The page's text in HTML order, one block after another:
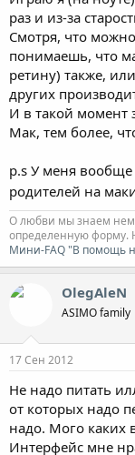
раз и из-за
Смотря, что
понимаешь, что
ретину) также,
других
И в такой момент
Мак, тем более,
p.s У меня
родителей на
О любви мы знаем
определенную форму.
Мини-FAQ "В помощь
OlegAleN
ASIMO family
17 Сен 2012
Не надо питать
от которых надо
надо. Мого каких
Интерфейс мне